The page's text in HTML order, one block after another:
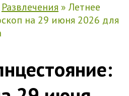
Развлечения »Летнее
на 29 июня 2026 для